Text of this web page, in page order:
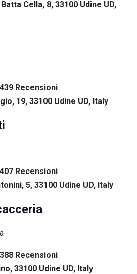
Cella, 8, 33100 Udine UD,
Recensioni
19, 33100 Udine UD, Italy
Recensioni
5, 33100 Udine UD, Italy
Recensioni
33100 Udine UD, Italy